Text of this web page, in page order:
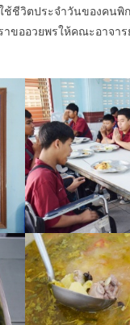
ช้ชีวิตประจำวันของคน
ขออวยพรให้คณะอาจ